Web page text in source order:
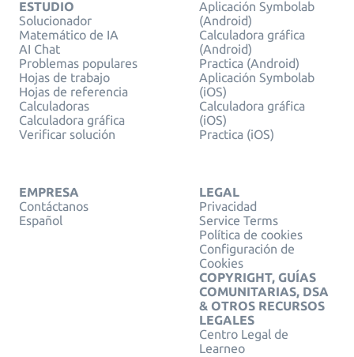
ESTUDIO
Solucionador
Matemático de IA
AI Chat
Problemas populares
Hojas de trabajo
Hojas de referencia
Calculadoras
Calculadora gráfica
Verificar solución
Aplicación Symbolab
(Android)
Calculadora gráfica
(Android)
Practica (Android)
Aplicación Symbolab
(iOS)
Calculadora gráfica
(iOS)
Practica (iOS)
EMPRESA
Contáctanos
Español
LEGAL
Privacidad
Service Terms
Política de cookies
Configuración de
Cookies
COPYRIGHT, GUÍAS
COMUNITARIAS, DSA
& OTROS RECURSOS
LEGALES
Centro Legal de
Learneo